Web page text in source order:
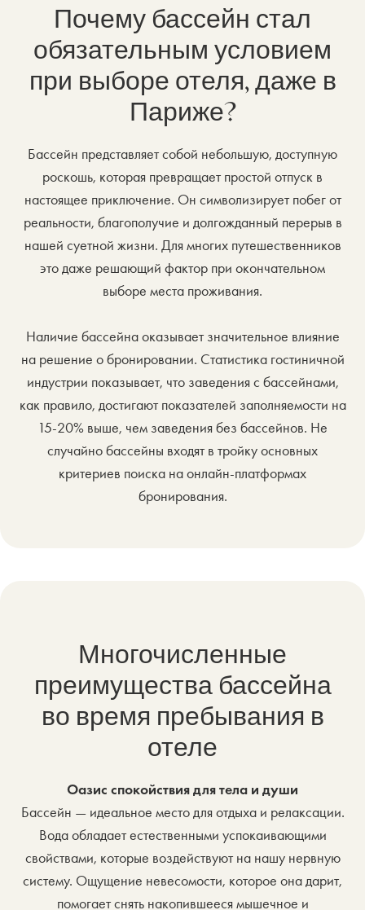
Почему бассейн стал
обязательным условием
при выборе отеля, даже в
Париже?
Бассейн представляет собой небольшую, доступную
роскошь, которая превращает простой отпуск в
настоящее приключение. Он символизирует побег от
реальности, благополучие и долгожданный перерыв в
нашей суетной жизни. Для многих путешественников
это даже решающий фактор при окончательном
выборе места проживания.
Наличие бассейна оказывает значительное влияние
на решение о бронировании. Статистика гостиничной
индустрии показывает, что заведения с бассейнами,
как правило, достигают показателей заполняемости на
15-20% выше, чем заведения без бассейнов. Не
случайно бассейны входят в тройку основных
критериев поиска на онлайн-платформах
бронирования.
Многочисленные
преимущества бассейна
во время пребывания в
отеле
Оазис спокойствия для тела и души
Бассейн — идеальное место для отдыха и релаксации.
Вода обладает естественными успокаивающими
свойствами, которые воздействуют на нашу нервную
систему. Ощущение невесомости, которое она дарит,
помогает снять накопившееся мышечное и